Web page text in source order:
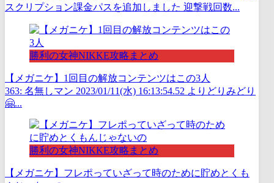
スクリプション課金パスを追加しました 迎撃戦回数...
勝利の女神NIKKE攻略まとめ
【メガニケ】1回目の解放コンテンツはこの3人
363: 名無しマン 2023/01/11(水) 16:13:54.52 よりどりみどり
🤗...
勝利の女神NIKKE攻略まとめ
【メガニケ】フレポっていざって時のために貯めとくも